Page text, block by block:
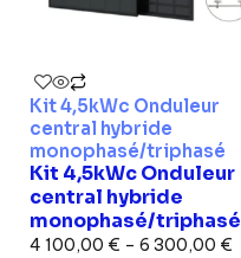
Kit 4,5kWc Onduleur
central hybride
monophasé/triphasé
Kit 4,5kWc Onduleur
central hybride
monophasé/triphasé
4 100,00 € – 6 300,00 €